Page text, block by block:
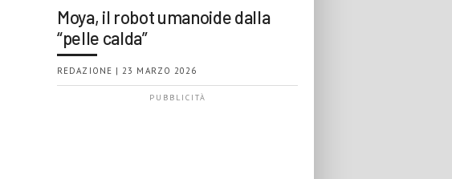
Moya, il robot umanoide dalla
“pelle calda”
REDAZIONE | 23 MARZO 2026